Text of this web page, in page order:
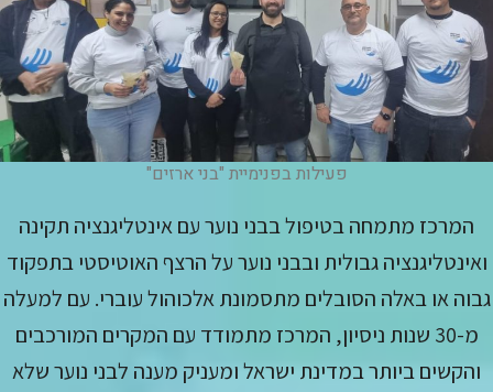
פעילות בפנימיית "בני ארזים"
המרכז מתמחה בטיפול בבני נוער עם אינטליגנציה תקינה
ואינטליגנציה גבולית ובבני נוער על הרצף האוטיסטי בתפקוד
גבוה או באלה הסובלים מתסמונת אלכוהול עוברי. עם למעלה
מ-30 שנות ניסיון, המרכז מתמודד עם המקרים המורכבים
והקשים ביותר במדינת ישראל ומעניק מענה לבני נוער שלא